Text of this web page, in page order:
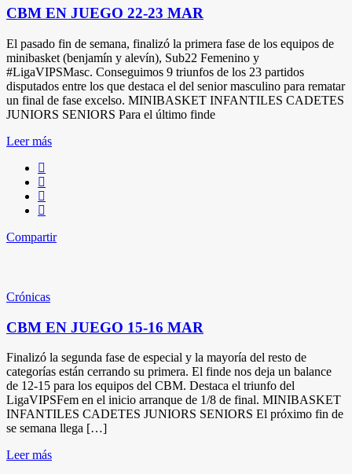
CBM EN JUEGO 22-23 MAR
El pasado fin de semana, finalizó la primera fase de los equipos de
minibasket (benjamín y alevín), Sub22 Femenino y
#LigaVIPSMasc. Conseguimos 9 triunfos de los 23 partidos
disputados entre los que destaca el del senior masculino para rematar
un final de fase excelso. MINIBASKET INFANTILES CADETES
JUNIORS SENIORS Para el último finde
Leer más
Compartir
Crónicas
CBM EN JUEGO 15-16 MAR
Finalizó la segunda fase de especial y la mayoría del resto de
categorías están cerrando su primera. El finde nos deja un balance
de 12-15 para los equipos del CBM. Destaca el triunfo del
LigaVIPSFem en el inicio arranque de 1/8 de final. MINIBASKET
INFANTILES CADETES JUNIORS SENIORS El próximo fin de
se semana llega […]
Leer más